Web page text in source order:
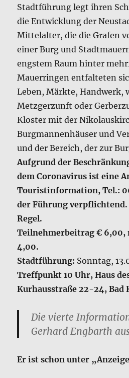
Stadtführung legt ihren
die Entwicklung der
Mittelalter, die die Grafen
einer Burg und
engstem Raum hinter
Mauerringen entfalteten
Leben, Märkte, Handwerk,
Metzgerzunft oder
Kloster mit der
Burgmannenhäuser und
und der Bereich, der zur
Aufgrund der
dem Coronavirus ist eine
Touristinformation, Tel.:
der Führung verpflichtend.
Regel.
Teilnehmerbeitrag € 6,00,
4,00.
Stadtführung: Sonntag,
Treffpunkt 10 Uhr, Haus
Kurhausstraße 22-24, Bad
Die vierte
Gerhard Engbarth
Er ist schon unter